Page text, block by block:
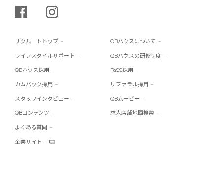
シェアする
リクルートトップ QBハウスについて
ライフスタイルサポート QBハウスの研修制度
QBハウス採用 FaSS採用
カムバック採用 リファラル採用
スタッフインタビュー QBムービー
QBコンテンツ 求人店舗地図検索
よくある質問
企業サイト